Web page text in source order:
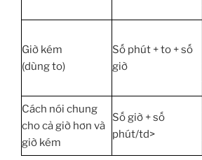
Giờ kém
(dùng to)
Số phút + to + số
giờ
Cách nói chung
cho cả giờ hơn và
giờ kém
Số giờ + số
phút/td>